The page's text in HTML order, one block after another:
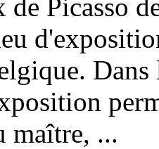
de Picasso
maître, ...